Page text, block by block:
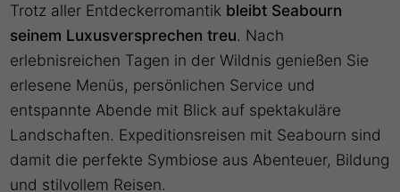
Trotz aller Entdeckerromantik bleibt Seabourn
seinem Luxusversprechen treu. Nach
erlebnisreichen Tagen in der Wildnis genießen Sie
erlesene Menüs, persönlichen Service und
entspannte Abende mit Blick auf spektakuläre
Landschaften. Expeditionsreisen mit Seabourn sind
damit die perfekte Symbiose aus Abenteuer, Bildung
und stilvollem Reisen.